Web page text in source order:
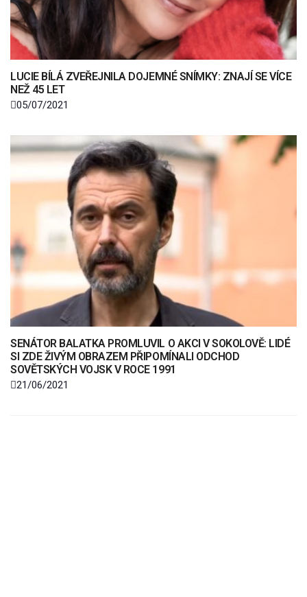
LUCIE BÍLÁ ZVEŘEJNILA DOJEMNÉ SNÍMKY: ZNAJÍ SE VÍCE
NEŽ 45 LET
05/07/2021
SENÁTOR BALATKA PROMLUVIL O AKCI V SOKOLOVĚ: LIDÉ
SI ZDE ŽIVÝM OBRAZEM PŘIPOMÍNALI ODCHOD
SOVĚTSKÝCH VOJSK V ROCE 1991
21/06/2021